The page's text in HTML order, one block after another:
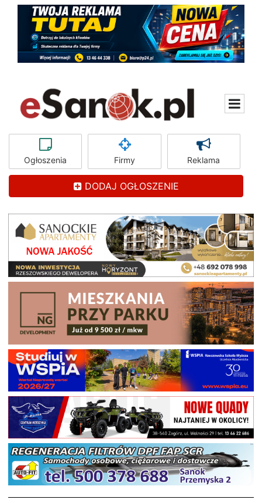
Ogłoszenia Firmy Reklama
DODAJ OGŁOSZENIE